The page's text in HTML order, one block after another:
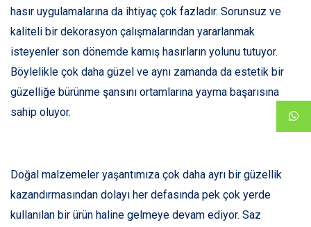
hasır uygulamalarına da ihtiyaç çok fazladır. Sorunsuz ve
kaliteli bir dekorasyon çalışmalarından yararlanmak
isteyenler son dönemde kamış hasırların yolunu tutuyor.
Böylelikle çok daha güzel ve aynı zamanda da estetik bir
güzelliğe bürünme şansını ortamlarına yayma başarısına
sahip oluyor.
Doğal malzemeler yaşantımıza çok daha ayrı bir güzellik
kazandırmasından dolayı her defasında pek çok yerde
kullanılan bir ürün haline gelmeye devam ediyor. Saz